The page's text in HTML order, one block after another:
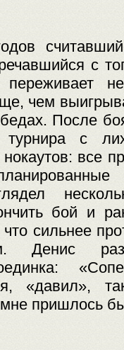
с
переживает
чем
После
с
нокаутов: все
бой и
сильнее
Денис
«давил»,
пришлось